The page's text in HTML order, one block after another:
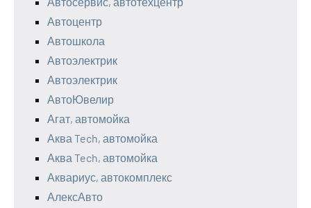
Автоцентр
Автошкола
Автоэлектрик
Автоэлектрик
АвтоЮвелир
Агат, автомойка
Аква Tech, автомойка
Аква Tech, автомойка
Аквариус, автокомплекс
АлексАвто